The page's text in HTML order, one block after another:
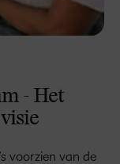
- Het
voorzien van de